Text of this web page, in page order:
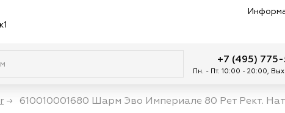
+7 (495)
Пн. - Пт. 10:00 - 20:00,
→
610010001680 Шарм Эво Империале 80 Рет Рект.